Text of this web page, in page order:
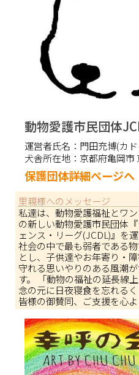
動物愛護市民団体
運営者氏名： 門田充博(カ
犬舎所在地： 京都府亀岡市
保護団体詳細ページへ
里親様へのメッセージ
私達は、動物愛護福祉とワ
の新しい動物愛護市民団体
ェンス・リーグ(JCDL)』を運
社会の中で最も弱者である
とし、子供達やお年寄り・
守れる思いやりのある風潮
す。 「動物の福祉の延長線
念の元に日夜寝食を忘れるく
皆様の御賛同、ご支援を心よ